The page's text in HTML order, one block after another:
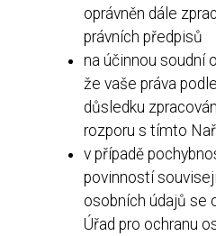
oprávněn dále
právních předpisů
na účinnou soudní
že vaše práva
důsledku
rozporu s tímto
v případě
povinností
osobních údajů se
Úřad pro ochranu